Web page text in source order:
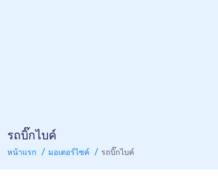
รถบิ๊กไบค์
หน้าแรก มอเตอร์ไซค์ รถบิ๊กไบค์